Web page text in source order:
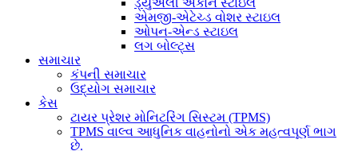
ડ્યુઅલી એકોર્ન સ્ટાઇલ
એમજી-એટેચ્ડ વોશર સ્ટાઇલ
ઓપન-એન્ડ સ્ટાઇલ
લગ બોલ્ટ્સ
સમાચાર
કંપની સમાચાર
ઉદ્યોગ સમાચાર
કેસ
ટાયર પ્રેશર મોનિટરિંગ સિસ્ટમ (TPMS)
TPMS વાલ્વ આધુનિક વાહનોનો એક મહત્વપૂર્ણ ભાગ
છે.